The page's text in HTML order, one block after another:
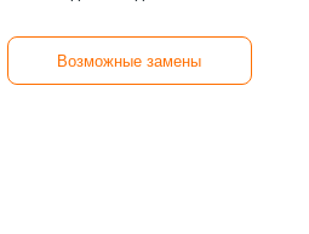
Возможные замены